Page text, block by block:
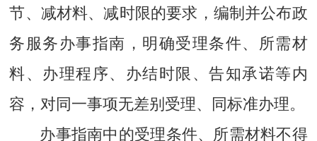
节、减材料、减时限的要求，编制并公布政
务服务办事指南，明确受理条件、所需材
料、办理程序、办结时限、告知承诺等内
容，对同一事项无差别受理、同标准办理。
办事指南中的受理条件、所需材料不得